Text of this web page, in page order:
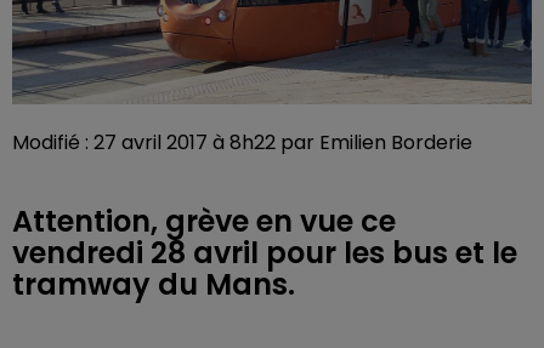
Modifié : 27 avril 2017 à 8h22 par Emilien Borderie
Attention, grève en vue ce
vendredi 28 avril pour les bus et le
tramway du Mans.